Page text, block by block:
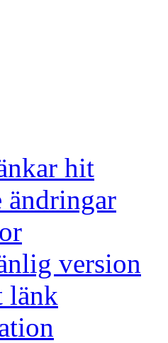
hit
ändringar
version
länk